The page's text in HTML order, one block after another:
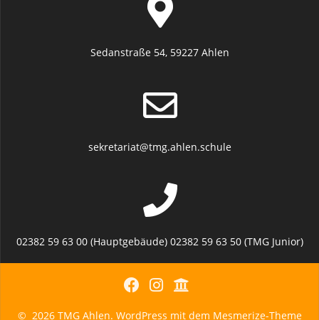
Sedanstraße 54, 59227 Ahlen
sekretariat@tmg.ahlen.schule
02382 59 63 00 (Hauptgebäude) 02382 59 63 50 (TMG Junior)
© 2026 TMG Ahlen. WordPress mit dem Mesmerize-Theme